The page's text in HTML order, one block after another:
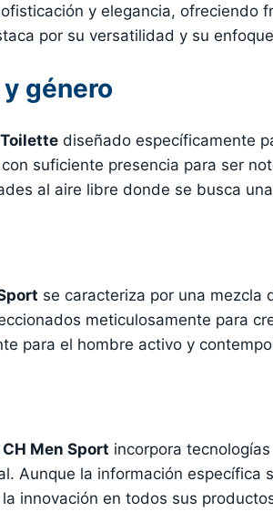
y elegancia, ofreciendo
por su versatilidad y su
género
diseñado específicamente
suficiente presencia para ser
al aire libre donde se busca
se caracteriza por una mezcla
meticulosamente para
para el hombre activo y
CH Men Sport incorpora
Aunque la información
innovación en todos sus